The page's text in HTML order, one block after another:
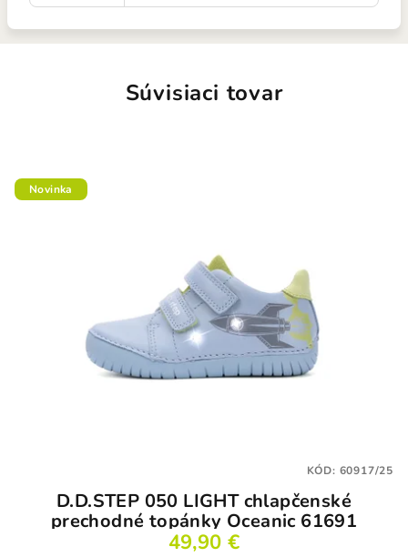
Súvisiaci tovar
Novinka
D.D.STEP 050 LIGHT chlapčenské
prechodné topánky Oceanic 61691
49,90 €
KÓD: 60917/25